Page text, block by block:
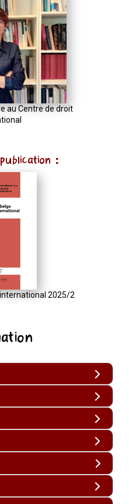
au Centre de droit
:
2025/2